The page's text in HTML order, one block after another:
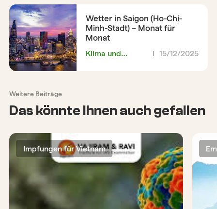
Wetter in Saigon (Ho-Chi-
Minh-Stadt) – Monat für
Monat
Klima und
15/12/2025
Weitere Beiträge
Das könnte Ihnen auch gefallen
Impfungen für Vietnam